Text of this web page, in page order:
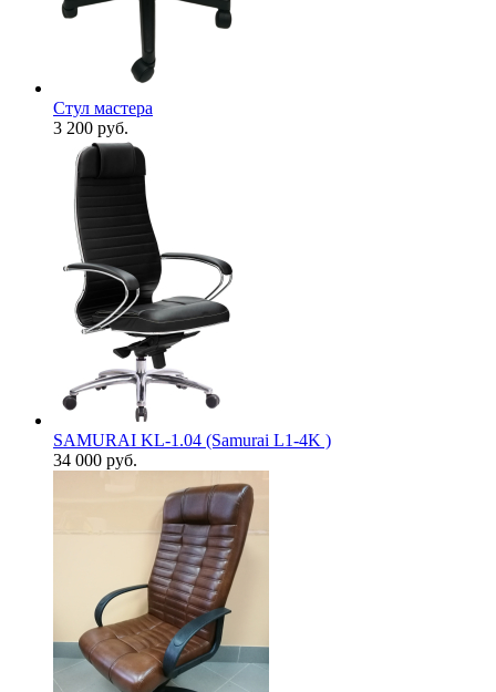
Стул мастера
3 200 руб.
SAMURAI KL-1.04 (Samurai L1-4K )
34 000 руб.